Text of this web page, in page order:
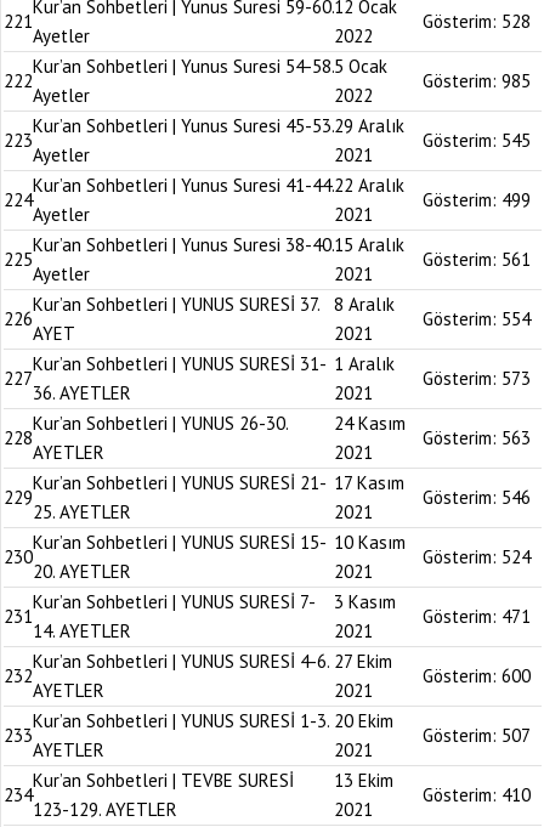
221
Kur’an Sohbetleri | Yunus Suresi 59-60.
Ayetler
12 Ocak
2022
Gösterim: 528
222
Kur’an Sohbetleri | Yunus Suresi 54-58.
Ayetler
5 Ocak
2022
Gösterim: 985
223
Kur’an Sohbetleri | Yunus Suresi 45-53.
Ayetler
29 Aralık
2021
Gösterim: 545
224
Kur’an Sohbetleri | Yunus Suresi 41-44.
Ayetler
22 Aralık
2021
Gösterim: 499
225
Kur’an Sohbetleri | Yunus Suresi 38-40.
Ayetler
15 Aralık
2021
Gösterim: 561
226
Kur’an Sohbetleri | YUNUS SURESİ 37.
AYET
8 Aralık
2021
Gösterim: 554
227
Kur’an Sohbetleri | YUNUS SURESİ 31-
36. AYETLER
1 Aralık
2021
Gösterim: 573
228
Kur’an Sohbetleri | YUNUS 26-30.
AYETLER
24 Kasım
2021
Gösterim: 563
229
Kur’an Sohbetleri | YUNUS SURESİ 21-
25. AYETLER
17 Kasım
2021
Gösterim: 546
230
Kur’an Sohbetleri | YUNUS SURESİ 15-
20. AYETLER
10 Kasım
2021
Gösterim: 524
231
Kur’an Sohbetleri | YUNUS SURESİ 7-
14. AYETLER
3 Kasım
2021
Gösterim: 471
232
Kur’an Sohbetleri | YUNUS SURESİ 4-6.
AYETLER
27 Ekim
2021
Gösterim: 600
233
Kur’an Sohbetleri | YUNUS SURESİ 1-3.
AYETLER
20 Ekim
2021
Gösterim: 507
234
Kur’an Sohbetleri | TEVBE SURESİ
123-129. AYETLER
13 Ekim
2021
Gösterim: 410